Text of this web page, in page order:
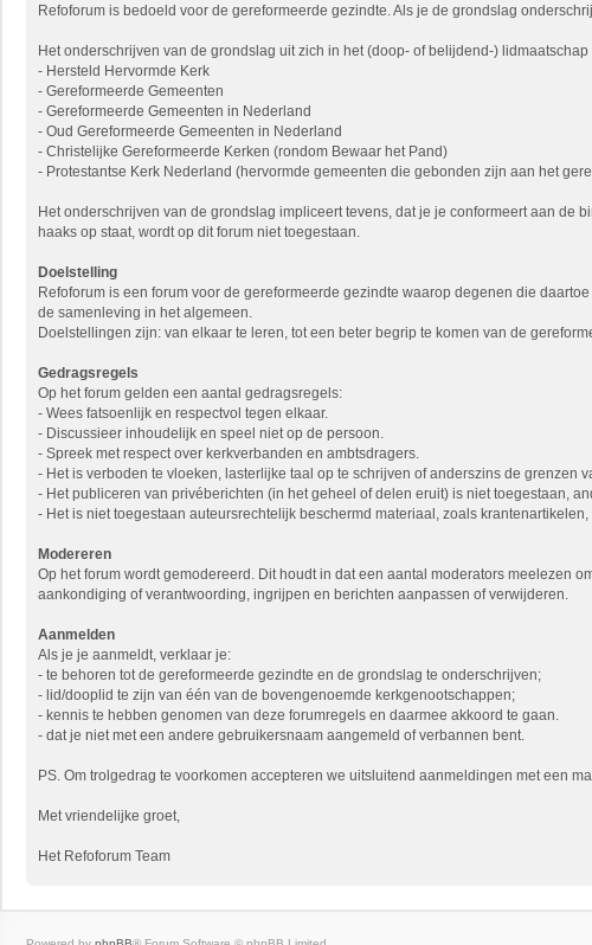
Refoforum is bedoeld voor de gereformeerde gezindte. Als je de grondslag
Het onderschrijven van de grondslag uit zich in het (doop- of belijdend-)
- Hersteld Hervormde Kerk
- Gereformeerde Gemeenten
- Gereformeerde Gemeenten in Nederland
- Oud Gereformeerde Gemeenten in Nederland
- Christelijke Gereformeerde Kerken (rondom Bewaar het Pand)
- Protestantse Kerk Nederland (hervormde gemeenten die gebonden zijn aan het
Het onderschrijven van de grondslag impliceert tevens, dat je je conformeert aan
haaks op staat, wordt op dit forum niet toegestaan.
Doelstelling
Refoforum is een forum voor de gereformeerde gezindte waarop degenen die
de samenleving in het algemeen.
Doelstellingen zijn: van elkaar te leren, tot een beter begrip te komen van de
Gedragsregels
Op het forum gelden een aantal gedragsregels:
- Wees fatsoenlijk en respectvol tegen elkaar.
- Discussieer inhoudelijk en speel niet op de persoon.
- Spreek met respect over kerkverbanden en ambtsdragers.
- Het is verboden te vloeken, lasterlijke taal op te schrijven of anderszins de grenzen
- Het publiceren van privéberichten (in het geheel of delen eruit) is niet toegestaan,
- Het is niet toegestaan auteursrechtelijk beschermd materiaal, zoals krantenartikelen,
Modereren
Op het forum wordt gemodereerd. Dit houdt in dat een aantal moderators meelezen
aankondiging of verantwoording, ingrijpen en berichten aanpassen of verwijderen.
Aanmelden
Als je je aanmeldt, verklaar je:
- te behoren tot de gereformeerde gezindte en de grondslag te onderschrijven;
- lid/dooplid te zijn van één van de bovengenoemde kerkgenootschappen;
- kennis te hebben genomen van deze forumregels en daarmee akkoord te gaan.
- dat je niet met een andere gebruikersnaam aangemeld of verbannen bent.
PS. Om trolgedrag te voorkomen accepteren we uitsluitend aanmeldingen met een
Met vriendelijke groet,
Het Refoforum Team